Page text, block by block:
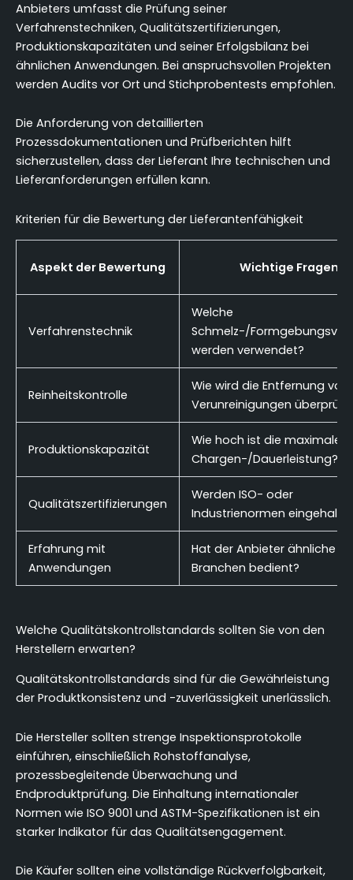
Anbieters umfasst die Prüfung seiner
Verfahrenstechniken, Qualitätszertifizierungen,
Produktionskapazitäten und seiner Erfolgsbilanz bei
ähnlichen Anwendungen. Bei anspruchsvollen Projekten
werden Audits vor Ort und Stichprobentests empfohlen.
Die Anforderung von detaillierten
Prozessdokumentationen und Prüfberichten hilft
sicherzustellen, dass der Lieferant Ihre technischen und
Lieferanforderungen erfüllen kann.
Kriterien für die Bewertung der Lieferantenfähigkeit
Aspekt der Bewertung Wichtige Fragen
Verfahrenstechnik
Welche
Schmelz-/
werden verwendet?
Reinheitskontrolle
Wie wird die Entfernung von
Verunreinigungen
Produktionskapazität
Wie hoch ist die maximale
Chargen-/Dauerleistung?
Qualitätszertifizierungen
Werden ISO- oder
Industrienormen
Erfahrung mit
Anwendungen
Hat der Anbieter ähnliche
Branchen bedient?
Welche Qualitätskontrollstandards sollten Sie von den
Herstellern erwarten?
Qualitätskontrollstandards sind für die Gewährleistung
der Produktkonsistenz und -zuverlässigkeit unerlässlich.
Die Hersteller sollten strenge Inspektionsprotokolle
einführen, einschließlich Rohstoffanalyse,
prozessbegleitende Überwachung und
Endproduktprüfung. Die Einhaltung internationaler
Normen wie ISO 9001 und ASTM-Spezifikationen ist ein
starker Indikator für das Qualitätsengagement.
Die Käufer sollten eine vollständige Rückverfolgbarkeit,